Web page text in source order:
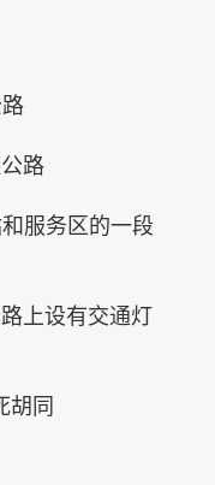
路
服务区的一段
上设有交通灯
胡同